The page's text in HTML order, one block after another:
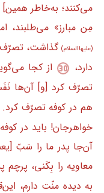
می‌کنند؛ به‌خاطر
مِن مبارز» می‌طلبند،
(علیهاالسلام) گذاشت،
دارد،
از کجا
تصرّف کرد [و] آن‌ها
هم در کوفه تصرّف
خواهرجان! باید در
آن‌جا پدر ما را سَبّ
معاویه را بِکَنی، پرچم
به دیده منّت دارم،